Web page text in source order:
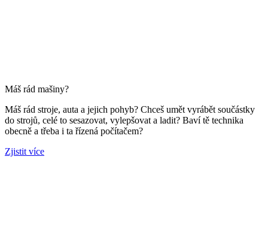
Máš rád mašiny?
Máš rád stroje, auta a jejich pohyb? Chceš umět vyrábět součástky
do strojů, celé to sesazovat, vylepšovat a ladit? Baví tě technika
obecně a třeba i ta řízená počítačem?
Zjistit více